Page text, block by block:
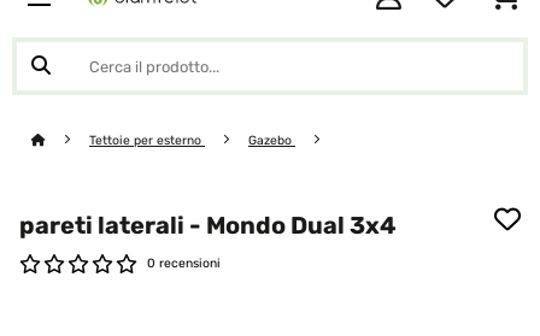
Tettoie per esterno Gazebo
pareti laterali - Mondo Dual 3x4
0 recensioni